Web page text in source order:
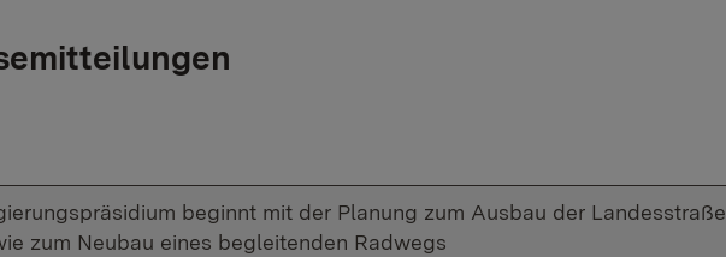
beginnt mit der Planung zum Ausbau der Landesstraße
zum Neubau eines begleitenden Radwegs